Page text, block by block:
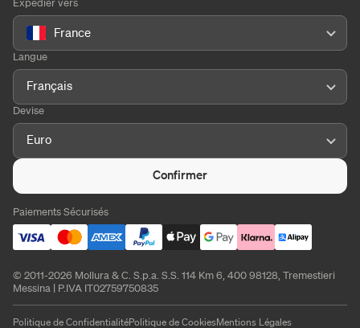
Expédier vers
France
Langue
Français
Devise
Euro
Confirmer
Paiements Sécurisés
© 2011-2026 Mollura & C. S.p.a. S.S. 114 Km 6, 400 98128, Tremestieri
Messina | P.IVA IT02759750835
Politique de ConfidentialitéPolitique de CookiesMentions Légales